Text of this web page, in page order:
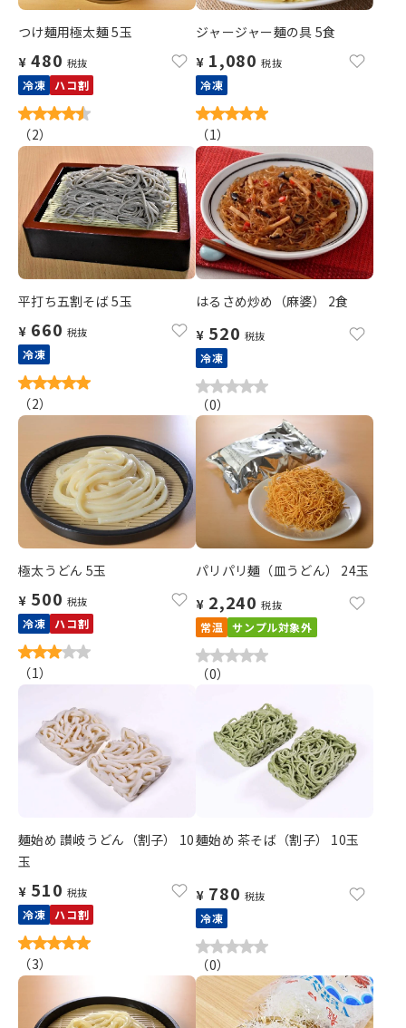
つけ麺用極太麺 5玉
¥ 480 税抜
冷凍 ハコ割
（2）
ジャージャー麺の具 5食
¥ 1,080 税抜
冷凍
（1）
平打ち五割そば 5玉
¥ 660 税抜
冷凍
（2）
はるさめ炒め（麻婆） 2食
¥ 520 税抜
冷凍
（0）
極太うどん 5玉
¥ 500 税抜
冷凍 ハコ割
（1）
パリパリ麺（皿うどん） 24玉
¥ 2,240 税抜
常温 サンプル対象外
（0）
麺始め 讃岐うどん（割子） 10
玉
¥ 510 税抜
冷凍 ハコ割
（3）
麺始め 茶そば（割子） 10玉
¥ 780 税抜
冷凍
（0）